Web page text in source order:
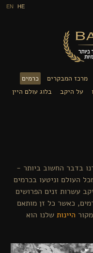
EN HE
מרכז המבקרים
כרמים
על היקב
בלוג עולם היין
בדבר החשוב ביותר -
העולם וניטעו בכרמים
עשרות זנים הפרושים
דונם של כרמים, כאשר כל זן מותאם
היינות שלנו הוא